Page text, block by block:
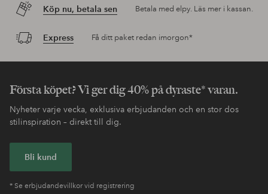
Köp nu, betala sen Betala med elpy. Läs mer i kassan.
Express Få ditt paket redan imorgon*
Första köpet? Vi ger dig 40% på dyraste* varan.
Nyheter varje vecka, exklusiva erbjudanden och en stor dos
stilinspiration – direkt till dig.
Bli kund
* Se erbjudandevillkor vid registrering